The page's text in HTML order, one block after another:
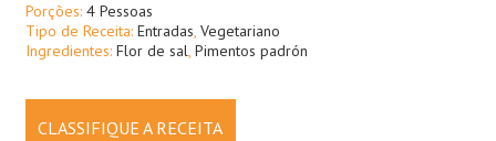
Porções: 4 Pessoas
Tipo de Receita: Entradas, Vegetariano
Ingredientes: Flor de sal, Pimentos padrón
CLASSIFIQUE A RECEITA